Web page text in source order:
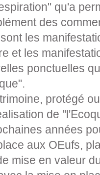
qu'a
des
les
et les
ponctuelles
protégé
de
années
aux OEufs,
mise en valeur